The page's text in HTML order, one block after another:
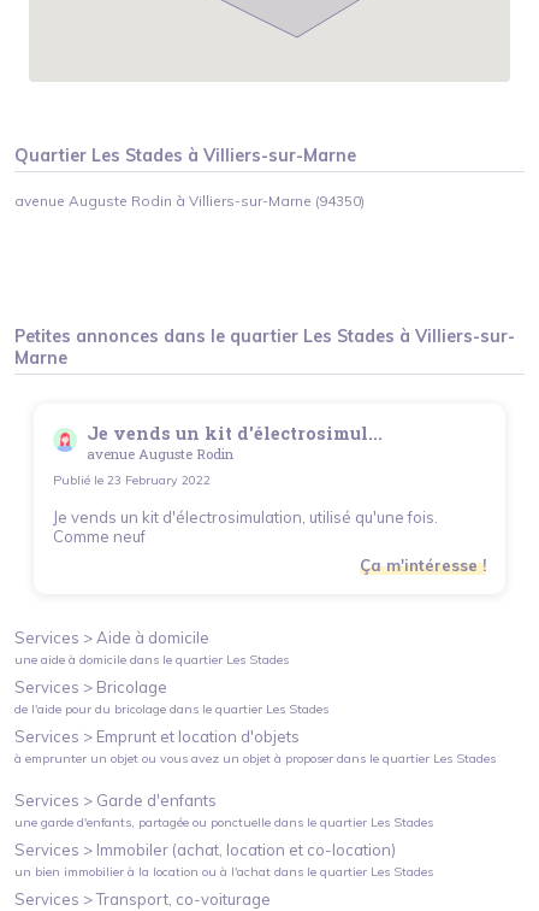
Quartier Les Stades àVilliers-sur-Marne
avenue Auguste Rodin à Villiers-sur-Marne (94350)
Petites annonces dans le quartier Les Stades à Villiers-sur-
Marne
Je vends un kit d'électrosimul...
avenue Auguste Rodin
Publié le 23 February 2022
Je vends un kit d'électrosimulation, utilisé qu'une fois.
Comme neuf
Ça m'intéresse !
Services > Aide à domicile
une aide à domicile dans le quartier Les Stades
Services > Bricolage
de l'aide pour du bricolage dans le quartier Les Stades
Services > Emprunt et location d'objets
à emprunter un objet ou vous avez un objet à proposer dans le quartier Les Stades
Services > Garde d'enfants
une garde d'enfants, partagée ou ponctuelle dans le quartier Les Stades
Services > Immobiler (achat, location et co-location)
un bien immobilier à la location ou à l'achat dans le quartier Les Stades
Services >Transport, co-voiturage